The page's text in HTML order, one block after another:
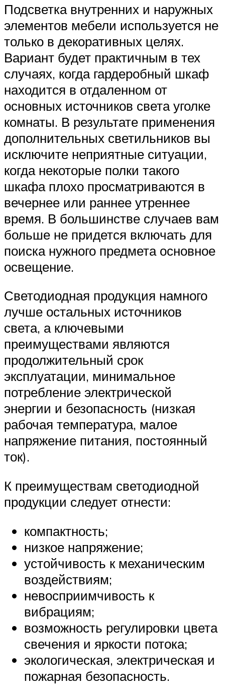
Подсветка внутренних и наружных
элементов мебели используется не
только в декоративных целях.
Вариант будет практичным в тех
случаях, когда гардеробный шкаф
находится в отдаленном от
основных источников света уголке
комнаты. В результате применения
дополнительных светильников вы
исключите неприятные ситуации,
когда некоторые полки такого
шкафа плохо просматриваются в
вечернее или раннее утреннее
время. В большинстве случаев вам
больше не придется включать для
поиска нужного предмета основное
освещение.
Светодиодная продукция намного
лучше остальных источников
света, а ключевыми
преимуществами являются
продолжительный срок
эксплуатации, минимальное
потребление электрической
энергии и безопасность (низкая
рабочая температура, малое
напряжение питания, постоянный
ток).
К преимуществам светодиодной
продукции следует отнести:
компактность;
низкое напряжение;
устойчивость к механическим
воздействиям;
невосприимчивость к
вибрациям;
возможность регулировки цвета
свечения и яркости потока;
экологическая, электрическая и
пожарная безопасность.